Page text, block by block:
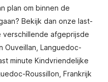
plan om binnen de
Bekijk dan onze last-
verschillende afgeprijsde
Ouveillan, Languedoc-
minute Kindvriendelijke
Roussillon, Frankrijk